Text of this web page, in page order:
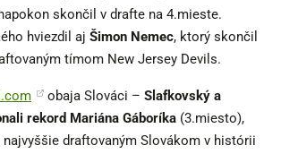
skončil v drafte na 4.mieste.
hviezdil aj Šimon Nemec, ktorý skončil
tímom New Jersey Devils.
obaja Slováci – Slafkovský a
rekord Mariána Gáboríka (3.miesto),
draftovaným Slovákom v histórii